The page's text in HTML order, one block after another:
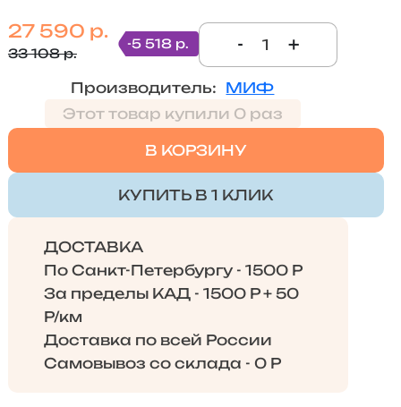
27 590 р.
33 108 р.
-5 518 р. - +
Производитель: МИФ
Этот товар купили 0 раз
В КОРЗИНУ
КУПИТЬ В 1 КЛИК
ДОСТАВКА
По Санкт-Петербургу - 1500 Р
За пределы КАД - 1500 Р + 50
Р/км
Доставка по всей России
Самовывоз со склада - 0 Р